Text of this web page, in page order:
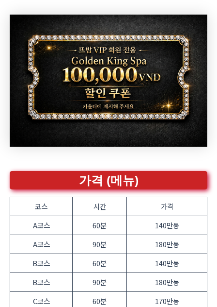
가격 (메뉴)
코스 시간
가격
A코스
60분
140만동
A코스
90분
180만동
B코스
60분
140만동
B코스
90분
180만동
C코스
60분 170만동